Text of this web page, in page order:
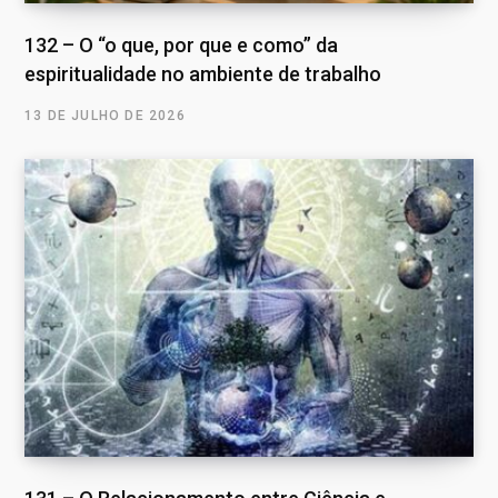
132 – O “o que, por que e como” da
espiritualidade no ambiente de trabalho
13 DE JULHO DE 2026